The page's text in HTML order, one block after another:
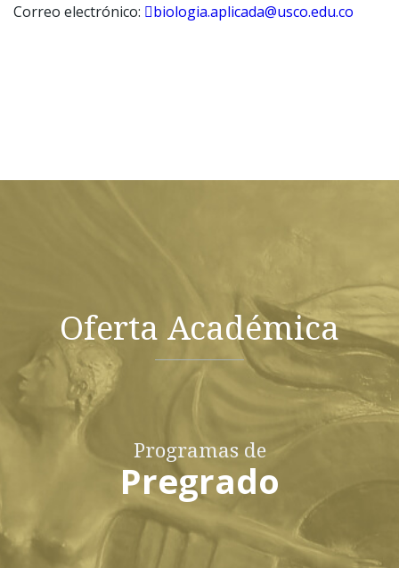
Correo electrónico:
biologia.aplicada@usco.edu.co
Oferta Académica
Programas de
Pregrado